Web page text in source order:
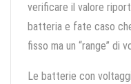
verificare il valore
batteria e fate caso
fisso ma un “range” di
Le batterie con